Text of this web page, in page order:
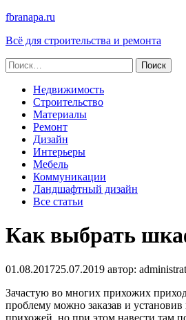
fbranapa.ru
Всё для строительства и ремонта
Найти:
Недвижимость
Строительство
Материалы
Ремонт
Дизайн
Интерьеры
Мебель
Коммуникации
Ландшафтный дизайн
Все статьи
Как выбрать
01.08.201725.07.2019 автор:
Зачастую во многих прихожих
проблему можно заказав и
прихожей, но при этом навести там